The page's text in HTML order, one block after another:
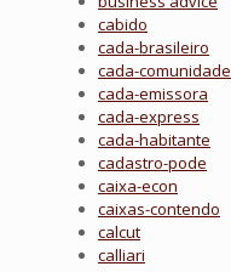
cabido
cada-brasileiro
cada-comunidade
cada-emissora
cada-express
cada-habitante
cadastro-pode
caixa-econ
caixas-contendo
calcut
calliari